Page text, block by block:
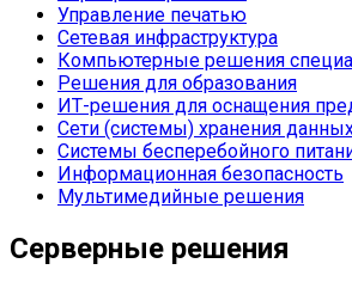
Управление печатью
Сетевая инфраструктура
Компьютерные решения
Решения для образования
ИТ-решения для оснащения
Сети (системы) хранения
Системы бесперебойного
Информационная безопасность
Мультимедийные решения
Серверные решения